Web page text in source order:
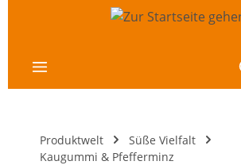
Produktwelt
Süße Vielfalt
Kaugummi & Pfefferminz